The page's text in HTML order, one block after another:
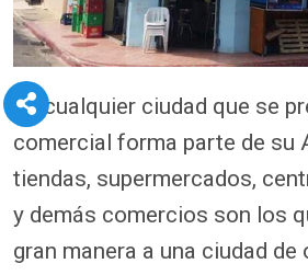
En cualquier ciudad que se
comercial forma parte de su
tiendas, supermercados,
y demás comercios son los
gran manera a una ciudad de